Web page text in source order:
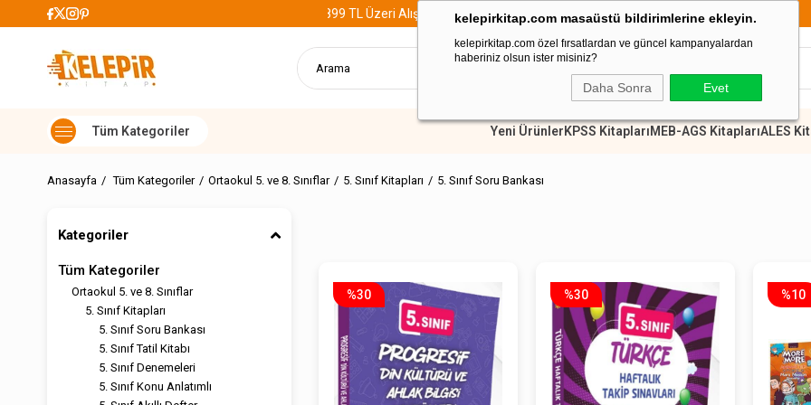
kelepirkitap.com masaüstü bildirimlerine ekleyin.
kelepirkitap.com özel fırsatlardan ve güncel kampanyalardan
haberiniz olsun ister misiniz?
Daha Sonra Evet
Kargo Ücretsiz 899 TL Üzeri Alışverişlerde Kargo Ücretsiz
Yeni ÜrünlerKPSS KitaplarıMEB-AGS KitaplarıALES
Anasayfa Tüm Kategoriler Ortaokul 5. ve 8. Sınıflar 5. Sınıf Kitapları 5. Sınıf Soru Bankası
Kategoriler
Tüm Kategoriler
Ortaokul 5. ve 8. Sınıflar
5. Sınıf Kitapları
5. Sınıf Soru Bankası
5. Sınıf Tatil Kitabı
5. Sınıf Denemeleri
5. Sınıf Konu Anlatımlı
%30 %30 %10